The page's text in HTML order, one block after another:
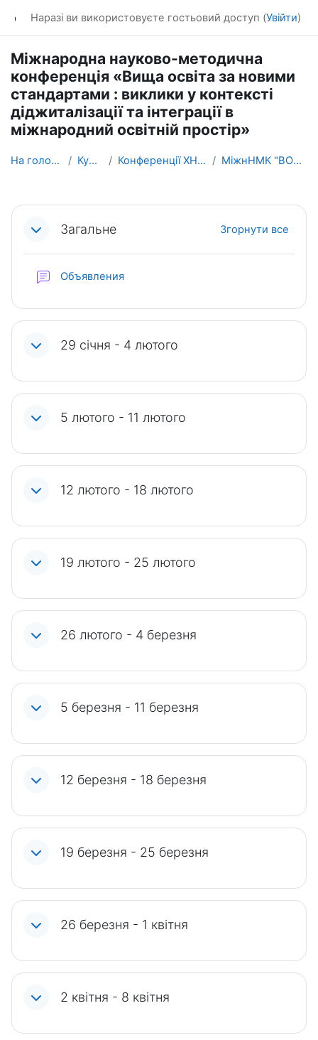
Наразі ви використовуєте гостьовий доступ (Увійти)
Міжнародна науково-методична
конференція «Вища освіта за новими
стандартами : виклики у контексті
діджиталізації та інтеграції в
міжнародний освітній простір»
На головну Курси Конференції ХНАДУ МіжнНМК "ВОЗНС"
Схема розділу
Загальне Згорнути все
Объявления
29 січня - 4 лютого
5 лютого - 11 лютого
12 лютого - 18 лютого
19 лютого - 25 лютого
26 лютого - 4 березня
5 березня - 11 березня
12 березня - 18 березня
19 березня - 25 березня
26 березня - 1 квітня
2 квітня - 8 квітня